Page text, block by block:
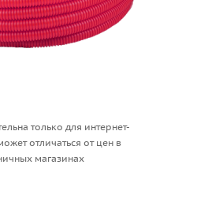
только для интернет-
отличаться от цен в
магазинах